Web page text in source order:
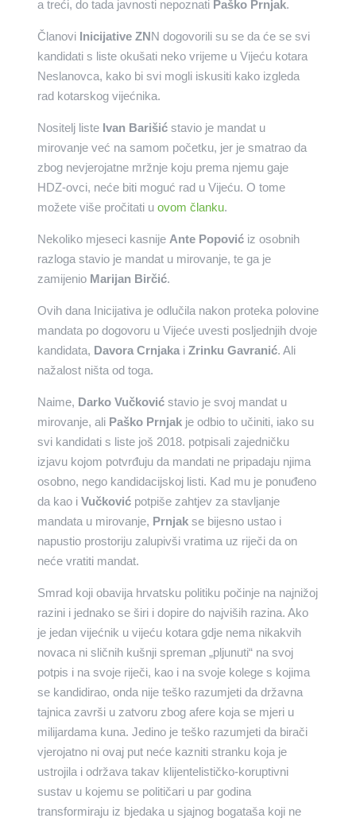
a treći, do tada javnosti nepoznati Paško Prnjak.
ČlanoviInicijative ZNN dogovorili su se da će se svi
kandidati s liste okušati neko vrijeme u Vijeću kotara
Neslanovca, kako bi svi mogli iskusiti kako izgleda
rad kotarskog vijećnika.
Nositelj liste Ivan Barišićstavio je mandat u
mirovanje već na samom početku, jer je smatrao da
zbog nevjerojatne mržnje koju prema njemu gaje
HDZ-ovci, neće biti moguć rad u Vijeću. O tome
možete više pročitati u ovom članku.
Nekoliko mjeseci kasnije Ante Popovićiz osobnih
razloga stavio je mandat u mirovanje, te ga je
zamijenio Marijan Birčić.
Ovih dana Inicijativa je odlučila nakon proteka polovine
mandata po dogovoru u Vijeće uvesti posljednjih dvoje
kandidata, Davora Crnjakai Zrinku Gavranić. Ali
nažalost ništa od toga.
Naime, Darko Vučkovićstavio je svoj mandat u
mirovanje, ali Paško Prnjakje odbio to učiniti, iako su
svi kandidati s liste još 2018. potpisali zajedničku
izjavu kojom potvrđuju da mandati ne pripadaju njima
osobno, nego kandidacijskoj listi. Kad mu je ponuđeno
da kao i Vučkovićpotpiše zahtjev za stavljanje
mandata u mirovanje, Prnjakse bijesno ustao i
napustio prostoriju zalupivši vratima uz riječi da on
neće vratiti mandat.
Smrad koji obavija hrvatsku politiku počinje na najnižoj
razini i jednako se širi i dopire do najviših razina. Ako
je jedan vijećnik u vijeću kotara gdje nema nikakvih
novaca ni sličnih kušnji spreman „pljunuti“ na svoj
potpis i na svoje riječi, kao i na svoje kolege s kojima
se kandidirao, onda nije teško razumjeti da državna
tajnica završi u zatvoru zbog afere koja se mjeri u
milijardama kuna. Jedino je teško razumjeti da birači
vjerojatno ni ovaj put neće kazniti stranku koja je
ustrojila i održava takav klijentelističko-koruptivni
sustav u kojemu se političari u par godina
transformiraju iz bjedaka u sjajnog bogataša koji ne